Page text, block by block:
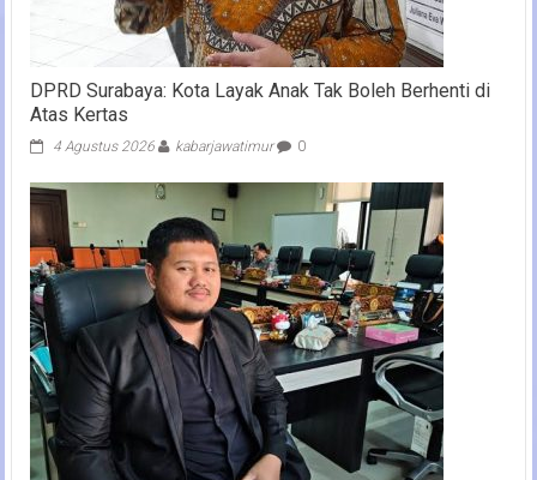
DPRD Surabaya: Kota Layak Anak Tak Boleh Berhenti di
Atas Kertas
4 Agustus 2026 kabarjawatimur 0